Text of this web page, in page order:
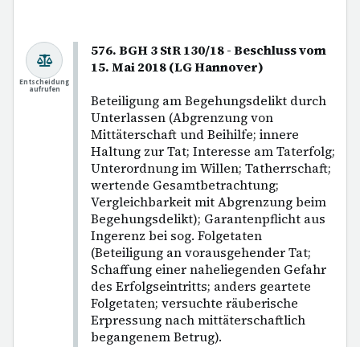
576. BGH 3 StR 130/18 - Beschluss vom
15. Mai 2018 (LG Hannover)
Beteiligung am Begehungsdelikt durch
Unterlassen (Abgrenzung von
Mittäterschaft und Beihilfe; innere
Haltung zur Tat; Interesse am Taterfolg;
Unterordnung im Willen; Tatherrschaft;
wertende Gesamtbetrachtung;
Vergleichbarkeit mit Abgrenzung beim
Begehungsdelikt); Garantenpflicht aus
Ingerenz bei sog. Folgetaten
(Beteiligung an vorausgehender Tat;
Schaffung einer naheliegenden Gefahr
des Erfolgseintritts; anders geartete
Folgetaten; versuchte räuberische
Erpressung nach mittäterschaftlich
begangenem Betrug).
Entscheidung
aufrufen